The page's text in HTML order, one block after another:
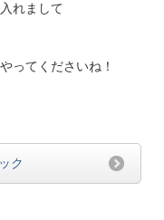
れまして
ってくださいね！
ク